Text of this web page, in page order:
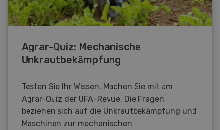
Agrar-Quiz: Mechanische
Unkrautbekämpfung
Testen Sie Ihr Wissen. Machen Sie mit am
Agrar-Quiz der UFA-Revue. Die Fragen
beziehen sich auf die Unkrautbekämpfung und
Maschinen zur mechanischen